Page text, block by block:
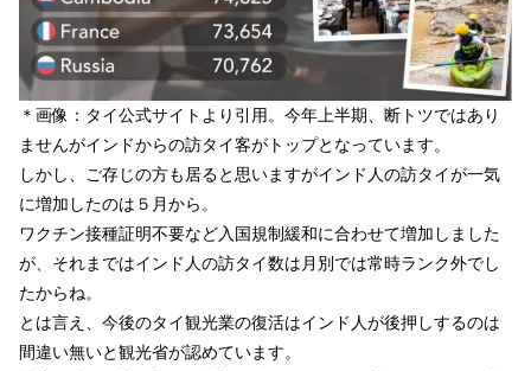
＊画像：タイ公式サイトより引用。 今年上半期、断トツではあり
ませんがインドからの訪タイ客がトップとなっています。
しかし、ご存じの方も居ると思いますがインド人の訪タイが一気
に増加したのは５月から。
ワクチン接種証明不要など入国規制緩和に合わせて増加しました
が、 それまではインド人の訪タイ数は月別では常時ランク外でし
たからね。
とは言え、今後のタイ観光業の復活はインド人が後押しするのは
間違い無いと観光省が認めています。